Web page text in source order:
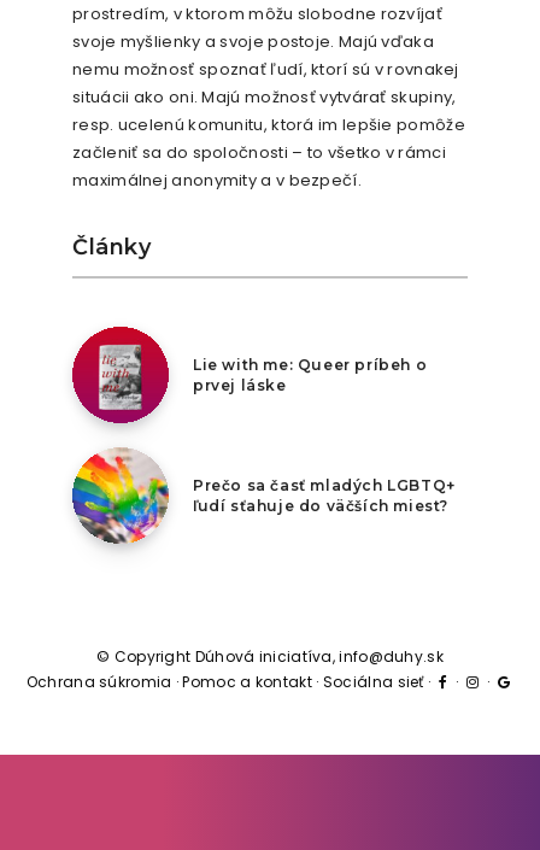
prostredím, v ktorom môžu slobodne rozvíjať
svoje myšlienky a svoje postoje. Majú vďaka
nemu možnosť spoznať ľudí, ktorí sú v rovnakej
situácii ako oni. Majú možnosť vytvárať skupiny,
resp. ucelenú komunitu, ktorá im lepšie pomôže
začleniť sa do spoločnosti – to všetko v rámci
maximálnej anonymity a v bezpečí.
Články
Lie with me: Queer príbeh o
prvej láske
Prečo sa časť mladých LGBTQ+
ľudí sťahuje do väčších miest?
© Copyright Dúhová iniciatíva, info@duhy.sk
Ochrana súkromia ·Pomoc a kontakt· Sociálna sieť· · ·